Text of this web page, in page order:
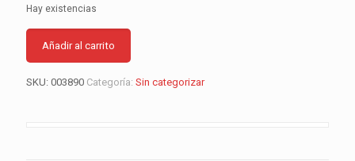
Hay existencias
Añadir al carrito
SKU: 003890 Categoría: Sin categorizar